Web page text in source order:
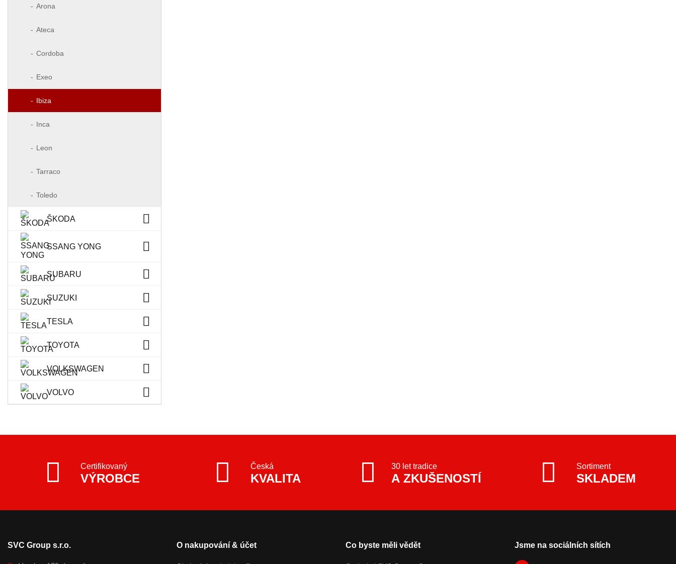
Arona
Ateca
Cordoba
Exeo
Ibiza
Inca
Leon
Tarraco
Toledo
ŠKODA
SSANG YONG
SUBARU
SUZUKI
TESLA
TOYOTA
VOLKSWAGEN
VOLVO
Certifikovaný
VÝROBCE
Česká
KVALITA
30 let tradice
A ZKUŠENOSTÍ
Sortiment
SKLADEM
SVC Group s.r.o. O nakupování & účet Co byste měli vědět Jsme na sociálních sítích